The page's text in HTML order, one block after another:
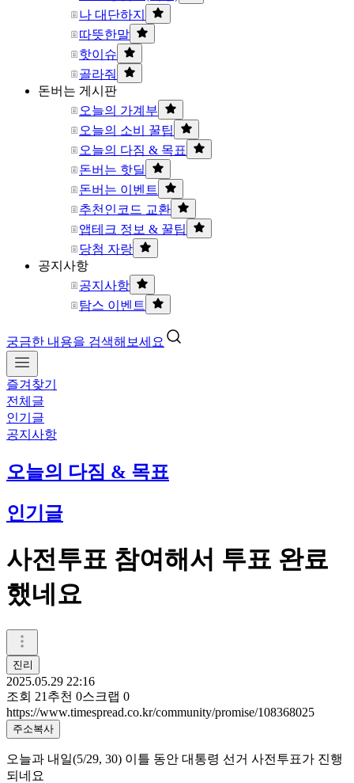
나 대단하지
따뜻한말
핫이슈
골라줘
돈버는 게시판
오늘의 가계부
오늘의 소비 꿀팁
오늘의 다짐 & 목표
돈버는 핫딜
돈버는 이벤트
추천인코드 교환
앱테크 정보 & 꿀팁
당첨 자랑
공지사항
공지사항
탐스 이벤트
궁금한 내용을 검색해보세요
즐겨찾기
전체글
인기글
공지사항
오늘의 다짐 & 목표
인기글
사전투표 참여해서 투표 완료
했네요
진리
2025.05.29 22:16
조회 21 추천 0스크랩 0
https://www.timespread.co.kr/community/promise/108368025
주소복사
오늘과 내일(5/29, 30) 이틀 동안 대통령 선거 사전투표가 진행
되네요